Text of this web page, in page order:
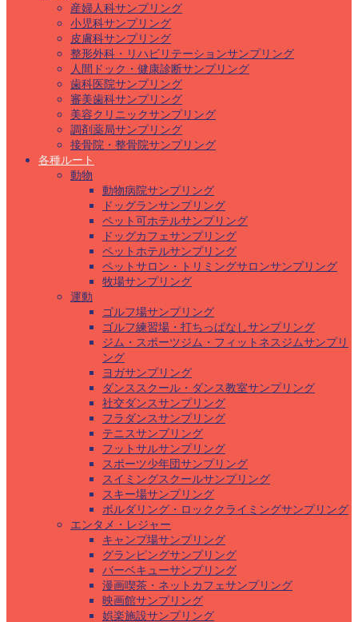
産婦人科サンプリング
小児科サンプリング
皮膚科サンプリング
整形外科・リハビリテーションサンプリング
人間ドック・健康診断サンプリング
歯科医院サンプリング
審美歯科サンプリング
美容クリニックサンプリング
調剤薬局サンプリング
接骨院・整骨院サンプリング
各種ルート
動物
動物病院サンプリング
ドッグランサンプリング
ペット可ホテルサンプリング
ドッグカフェサンプリング
ペットホテルサンプリング
ペットサロン・トリミングサロンサンプリング
牧場サンプリング
運動
ゴルフ場サンプリング
ゴルフ練習場・打ちっぱなしサンプリング
ジム・スポーツジム・フィットネスジムサンプリ
ング
ヨガサンプリング
ダンススクール・ダンス教室サンプリング
社交ダンスサンプリング
フラダンスサンプリング
テニスサンプリング
フットサルサンプリング
スポーツ少年団サンプリング
スイミングスクールサンプリング
スキー場サンプリング
ボルダリング・ロッククライミングサンプリング
エンタメ・レジャー
キャンプ場サンプリング
グランピングサンプリング
バーベキューサンプリング
漫画喫茶・ネットカフェサンプリング
映画館サンプリング
娯楽施設サンプリング